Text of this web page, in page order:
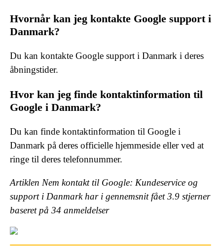
Hvornår kan jeg kontakte Google support i
Danmark?
Du kan kontakte Google support i Danmark i deres
åbningstider.
Hvor kan jeg finde kontaktinformation til
Google i Danmark?
Du kan finde kontaktinformation til Google i
Danmark på deres officielle hjemmeside eller ved at
ringe til deres telefonnummer.
Artiklen Nem kontakt til Google: Kundeservice og
support i Danmark har i gennemsnit fået3.9 stjerner
baseret på 34 anmeldelser